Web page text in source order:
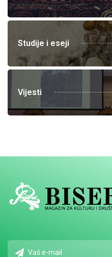
Studije i eseji
Vijesti